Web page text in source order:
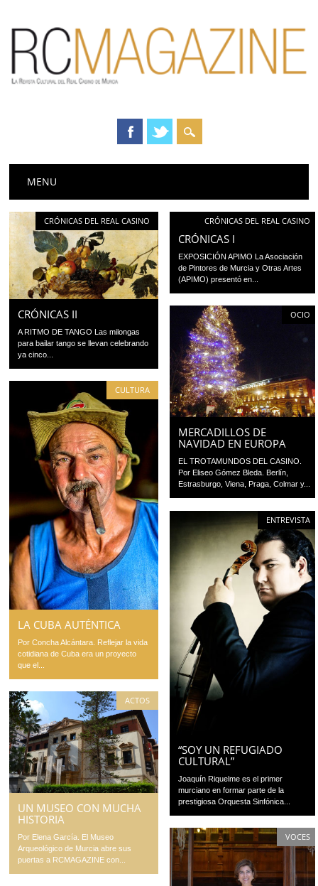
Menú principal
MENU
CRÓNICAS DEL REAL CASINO
CRÓNICAS II
A RITMO DE TANGO Las milongas
para bailar tango se llevan celebrando
ya cinco...
CRÓNICAS DEL REAL CASINO
CRÓNICAS I
EXPOSICIÓN APIMO La Asociación
de Pintores de Murcia y Otras Artes
(APIMO) presentó en...
OCIO
MERCADILLOS DE
NAVIDAD EN EUROPA
EL TROTAMUNDOS DEL CASINO.
Por Eliseo Gómez Bleda. Berlín,
Estrasburgo, Viena, Praga, Colmar y...
CULTURA
LA CUBA AUTÉNTICA
Por Concha Alcántara. Reflejar la vida
cotidiana de Cuba era un proyecto
que el...
ENTREVISTA
“SOY UN REFUGIADO
CULTURAL”
Joaquín Riquelme es el primer
murciano en formar parte de la
prestigiosa Orquesta Sinfónica...
ACTOS
UN MUSEO CON MUCHA
HISTORIA
Por Elena García. El Museo
Arqueológico de Murcia abre sus
puertas a RCMAGAZINE con...
VOCES